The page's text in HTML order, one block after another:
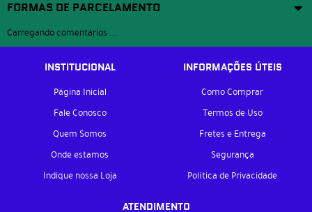
FORMAS DE PARCELAMENTO
Carregando comentários ...
INSTITUCIONAL
Página Inicial
Fale Conosco
Quem Somos
Onde estamos
Indique nossa Loja
INFORMAÇÕES ÚTEIS
Como Comprar
Termos de Uso
Fretes e Entrega
Segurança
Política de Privacidade
ATENDIMENTO